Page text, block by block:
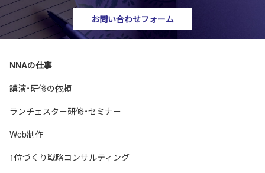
お問い合わせフォーム
NNAの仕事
講演・研修の依頼
ランチェスター研修・セミナー
Web制作
1位づくり戦略コンサルティング